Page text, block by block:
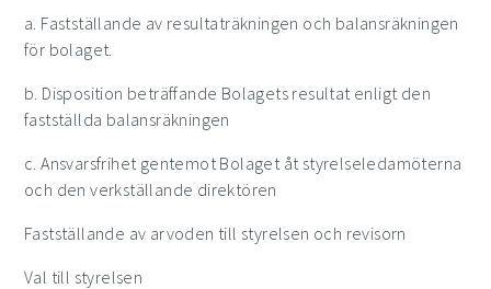
a. Fastställande av resultaträkningen och balansräkningen
för bolaget.
b. Disposition beträffande Bolagets resultat enligt den
fastställda balansräkningen
c. Ansvarsfrihet gentemot Bolaget åt styrelseledamöterna
och den verkställande direktören
Fastställande av arvoden till styrelsen och revisorn
Val till styrelsen